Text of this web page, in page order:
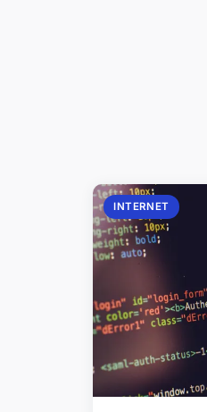
INTERNET